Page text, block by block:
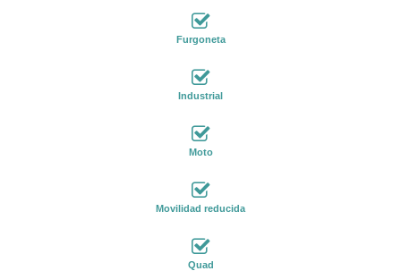
Furgoneta
Industrial
Moto
Movilidad reducida
Quad